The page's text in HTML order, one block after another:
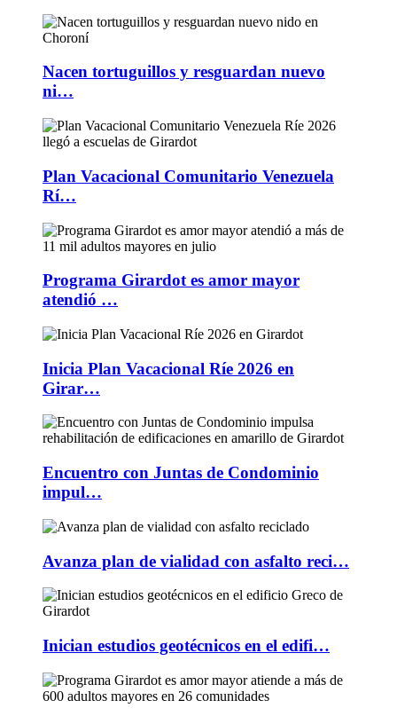
Nacen tortuguillos y resguardan nuevo
ni…
Plan Vacacional Comunitario Venezuela
Rí…
Programa Girardot es amor mayor
atendió …
Inicia Plan Vacacional Ríe 2026 en
Girar…
Encuentro con Juntas de Condominio
impul…
Avanza plan de vialidad con asfalto reci…
Inician estudios geotécnicos en el edifi…